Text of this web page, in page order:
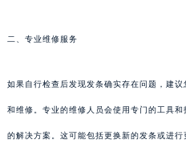
二、专业维修服务
如果自行检查后发现发条确实存在问题，建
和维修。专业的维修人员会使用专门的工具
的解决方案。这可能包括更换新的发条或进行